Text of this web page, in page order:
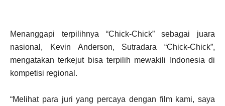
Menanggapi terpilihnya “Chick-Chick” sebagai juara
nasional, Kevin Anderson, Sutradara “Chick-Chick”,
mengatakan terkejut bisa terpilih mewakili Indonesia di
kompetisi regional.
“Melihat para juri yang percaya dengan film kami, saya